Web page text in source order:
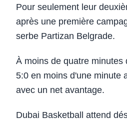
Pour seulement leur
après une première
serbe Partizan Belgrade.
À moins de quatre
5:0 en moins d'une minute
avec un net avantage.
Dubai Basketball attend